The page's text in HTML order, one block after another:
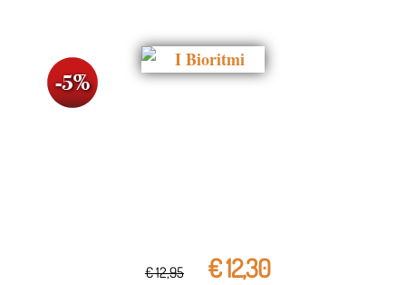
€ 12,95 € 12,30